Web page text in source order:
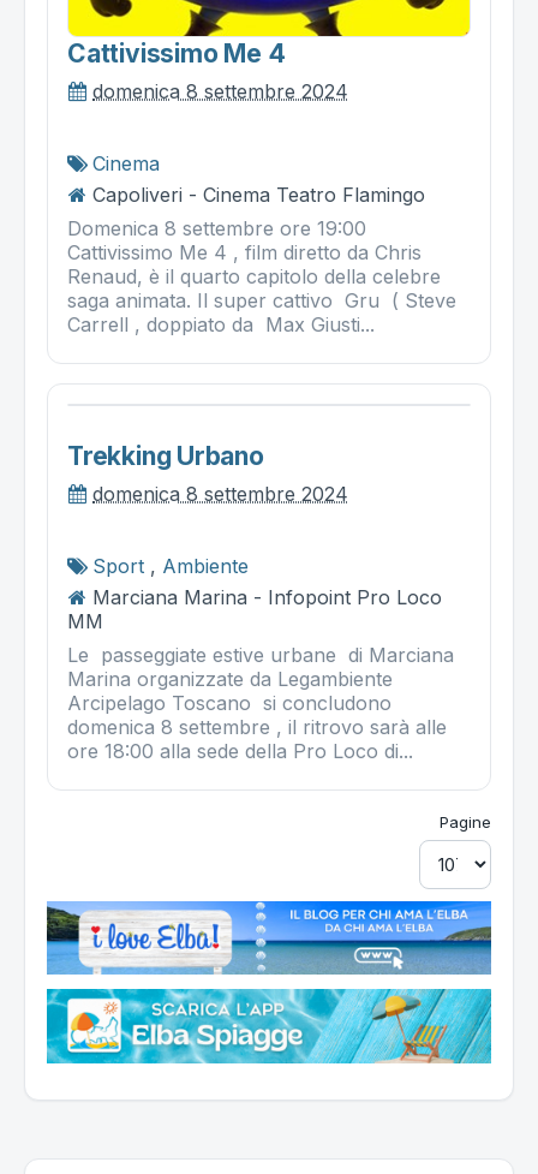
Cattivissimo Me 4
domenica 8 settembre 2024
Cinema
Capoliveri - Cinema Teatro Flamingo
Domenica 8 settembre ore 19:00
Cattivissimo Me 4 , film diretto da Chris
Renaud, è il quarto capitolo della celebre
saga animata. Il super cattivo Gru ( Steve
Carrell , doppiato da Max Giusti...
Trekking Urbano
domenica 8 settembre 2024
Sport , Ambiente
Marciana Marina - Infopoint Pro Loco
MM
Le passeggiate estive urbane di Marciana
Marina organizzate da Legambiente
Arcipelago Toscano si concludono
domenica 8 settembre , il ritrovo sarà alle
ore 18:00 alla sede della Pro Loco di...
Pagine